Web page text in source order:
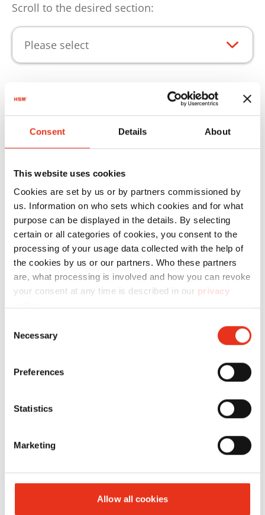
Consent Details About
This website uses cookies
Cookies are set by us or by partners commissioned by
us. Information on who sets which cookies and for what
purpose can be displayed in the details. By selecting
certain or all categories of cookies, you consent to the
processing of your usage data collected with the help of
the cookies by us or our partners. Who these partners
are, what processing is involved and how you can revoke
your consent at any time is described in our privacy
Selection
Necessary
Preferences
Statistics
Marketing
Allow all cookies
Scroll to the desired section:
Please select
Ключевые преимущества
продукта
использовать следующие расходные
материалы.
Technical data
многоразового
25 St - SP